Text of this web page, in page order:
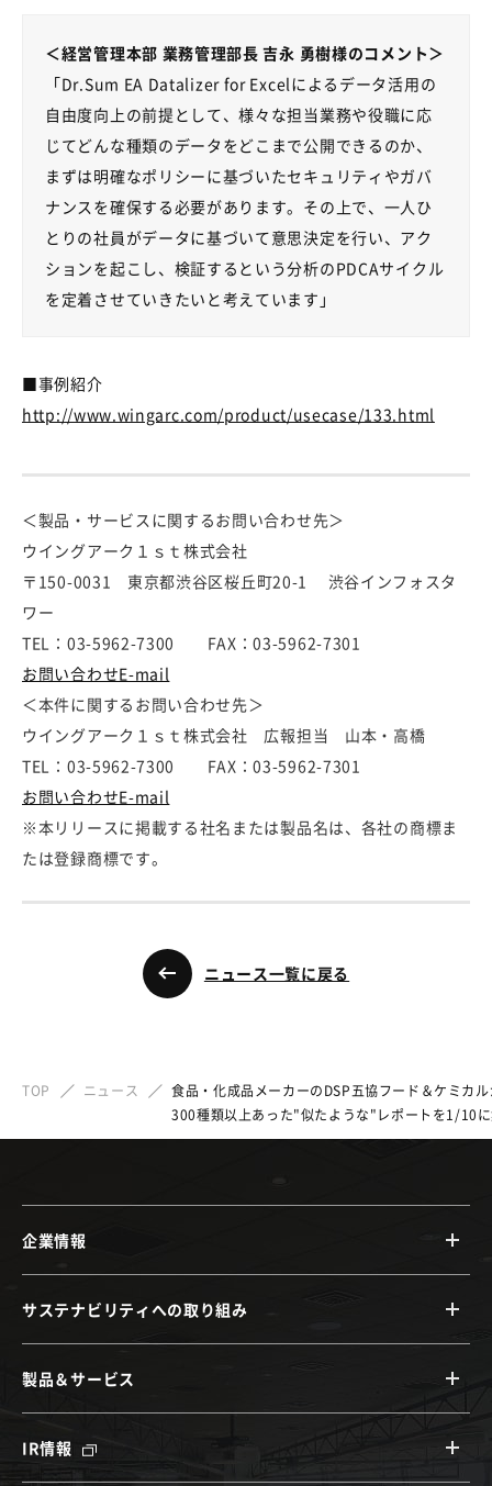
＜経営管理本部 業務管理部長 吉永 勇樹様のコメント＞
「Dr.Sum EA Datalizer for Excelによるデータ活用の
自由度向上の前提として、様々な担当業務や役職に応
じてどんな種類のデータをどこまで公開できるのか、
まずは明確なポリシーに基づいたセキュリティやガバ
ナンスを確保する必要があります。その上で、一人ひ
とりの社員がデータに基づいて意思決定を行い、アク
ションを起こし、検証するという分析のPDCAサイクル
を定着させていきたいと考えています」
■事例紹介
http://www.wingarc.com/product/usecase/133.html
＜製品・サービスに関するお問い合わせ先＞
ウイングアーク１ｓｔ株式会社
〒150-0031 東京都渋谷区桜丘町20-1 渋谷インフォスタ
ワー
TEL：03-5962-7300 FAX：03-5962-7301
お問い合わせE-mail
＜本件に関するお問い合わせ先＞
ウイングアーク１ｓｔ株式会社 広報担当 山本・高橋
TEL：03-5962-7300 FAX：03-5962-7301
お問い合わせE-mail
※本リリースに掲載する社名または製品名は、各社の商標ま
たは登録商標です。
ニュース一覧に戻る
TOP ニュース
食品・化成品メーカーのDSP五協フード＆ケミカ
300種類以上あった"似たような"レポートを1/10
企業情報
サステナビリティへの取り組み
製品＆サービス
IR情報